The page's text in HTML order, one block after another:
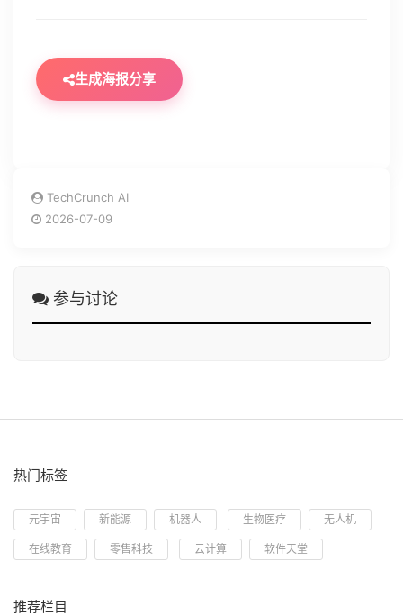
生成海报分享
TechCrunch AI
2026-07-09
参与讨论
热门标签
元宇宙 新能源 机器人 生物医疗 无人机
在线教育 零售科技 云计算 软件天堂
推荐栏目